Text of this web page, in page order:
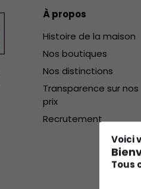
À propos
Histoire de la maison
Nos boutiques
Nos distinctions
Transparence sur nos
prix
Recrutement
Voici
Tous